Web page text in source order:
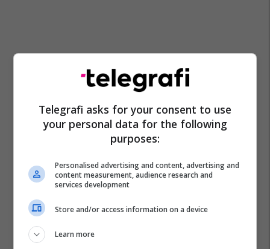
Telegrafi asks for your consent to use
your personal data for the following
purposes:
Personalised advertising and content, advertising and
content measurement, audience research and
services development
Store and/or access information on a device
Learn more